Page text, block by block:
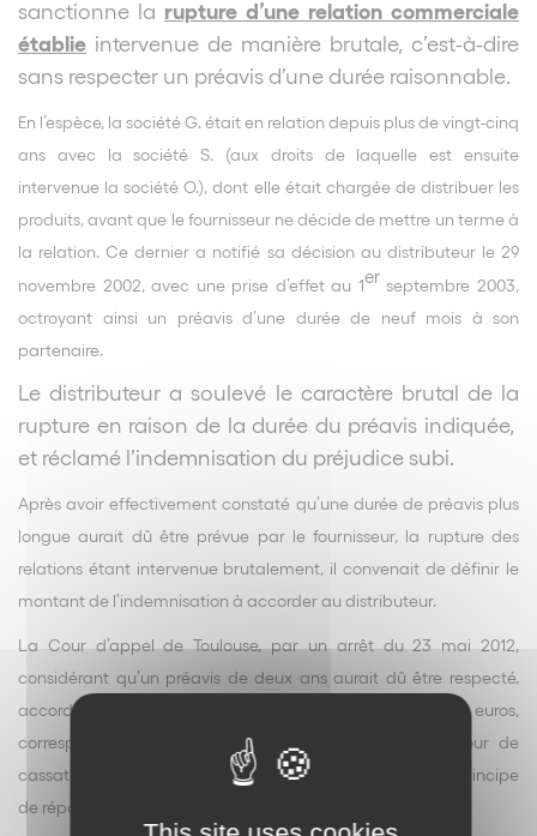
sanctionne la rupture d’une relation commerciale
établie intervenue de manière brutale, c’est-à-dire
sans respecter un préavis d’une durée raisonnable.
En l’espèce, la société G. était en relation depuis plus de vingt-cinq
ans avec la société S. (aux droits de laquelle est ensuite
intervenue la société O.), dont elle était chargée de distribuer les
produits, avant que le fournisseur ne décide de mettre un terme à
la relation. Ce dernier a notifié sa décision au distributeur le 29
novembre 2002, avec une prise d’effet au 1er septembre 2003,
octroyant ainsi un préavis d’une durée de neuf mois à son
partenaire.
Le distributeur a soulevé le caractère brutal de la
rupture en raison de la durée du préavis indiquée,
et réclamé l’indemnisation du préjudice subi.
Après avoir effectivement constaté qu’une durée de préavis plus
longue aurait dû être prévue par le fournisseur, la rupture des
relations étant intervenue brutalement, il convenait de définir le
montant de l’indemnisation à accorder au distributeur.
La Cour d’appel de Toulouse, par un arrêt du 23 mai 2012,
considérant qu’un préavis de deux ans aurait dû être respecté,
accorde au distributeur une indemnité de 463.056 euros,
correspondant à deux années de marge brute. La Cour de
cassation revient sur cette décision, considérant que le principe
de réparation intégrale n’a pas été respecté.